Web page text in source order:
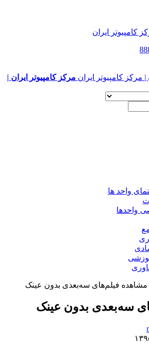
کامپیوتر ایران
مرکز کامپیوتر ایران |
واحد ها
واحدها
مشاهده فیلم‌های سه‌بعدی بدون عینک
سه‌بعدی بدون عینک